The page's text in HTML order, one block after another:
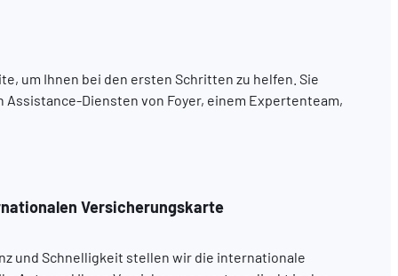
um Ihnen bei den ersten Schritten zu helfen. Sie
Diensten von Foyer, einem Expertenteam,
Versicherungskarte
und Schnelligkeit stellen wir die internationale